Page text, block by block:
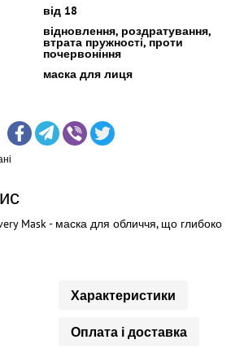
від 18
відновлення, роздратування,
втрата пружності, проти
почервоніння
маска для лиця
Mask - маска для обличчя, що глибоко
Характеристики
Оплата і доставка